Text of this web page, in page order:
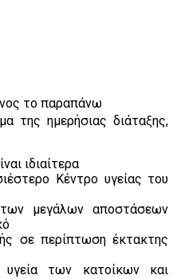
το παραπάνω
της ημερήσιας διάταξης,
ιδιαίτερα
Κέντρο υγείας του
μεγάλων αποστάσεων
σε περίπτωση έκτακτης
υγεία των κατοίκων και